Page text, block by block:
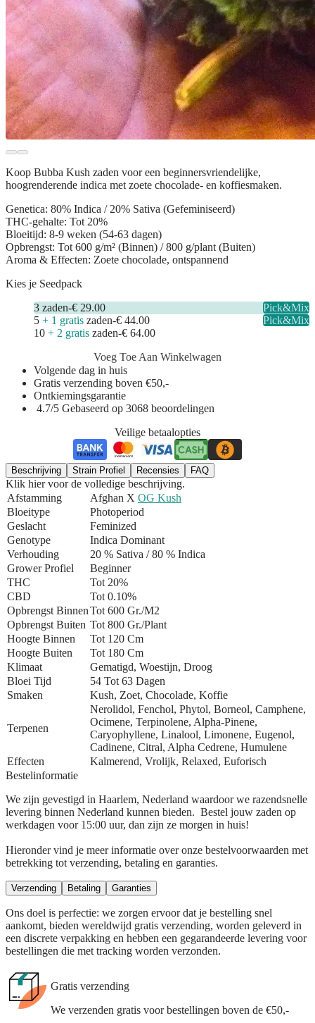
Koop Bubba Kush zaden voor een beginnersvriendelijke,
hoogrenderende indica met zoete chocolade- en koffiesmaken.
Genetica: 80% Indica / 20% Sativa (Gefeminiseerd)
THC-gehalte: Tot 20%
Bloeitijd: 8-9 weken (54-63 dagen)
Opbrengst: Tot 600 g/m² (Binnen) / 800 g/plant (Buiten)
Aroma & Effecten: Zoete chocolade, ontspannend
Kies je Seedpack
3 zaden-€ 29.00
Pick&Mix
5 + 1 gratis zaden-€ 44.00
Pick&Mix
10 + 2 gratis zaden-€ 64.00
Voeg Toe Aan Winkelwagen
Volgende dag in huis
Gratis verzending boven €50,-
Ontkiemingsgarantie
4.7/5 Gebaseerd op 3068 beoordelingen
Veilige betaalopties
Beschrijving Strain Profiel Recensies FAQ
Klik hier voor de volledige beschrijving.
Afstamming
Afghan X OG Kush
Bloeitype
Photoperiod
Geslacht
Feminized
Genotype
Indica Dominant
Verhouding
20 % Sativa / 80 % Indica
Grower Profiel
Beginner
THC
Tot 20%
CBD
Tot 0.10%
Opbrengst BinnenTot 600 Gr./m2
Opbrengst Buiten Tot 800 Gr./plant
Hoogte Binnen
Tot 120 Cm
Hoogte Buiten
Tot 180 Cm
Klimaat
Gematigd, Woestijn, Droog
Bloei Tijd
54 Tot 63 Dagen
Smaken
Kush, Zoet, Chocolade, Koffie
Terpenen
Nerolidol, Fenchol, Phytol, Borneol, Camphene,
Ocimene, Terpinolene, Alpha-Pinene,
Caryophyllene, Linalool, Limonene, Eugenol,
Cadinene, Citral, Alpha Cedrene, Humulene
Effecten
Kalmerend, Vrolijk, Relaxed, Euforisch
Bestelinformatie
We zijn gevestigd in Haarlem, Nederland waardoor we razendsnelle
levering binnen Nederland kunnen bieden. Bestel jouw zaden op
werkdagen voor 15:00 uur, dan zijn ze morgen in huis!
Hieronder vind je meer informatie over onze bestelvoorwaarden met
betrekking tot verzending, betaling en garanties.
Verzending Betaling Garanties
Ons doel is perfectie: we zorgen ervoor dat je bestelling snel
aankomt, bieden wereldwijd gratis verzending, worden geleverd in
een discrete verpakking en hebben een gegarandeerde levering voor
bestellingen die met tracking worden verzonden.
Gratis verzending
We verzenden gratis voor bestellingen boven de €50,-